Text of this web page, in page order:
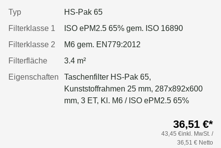
Typ
HS-Pak 65
Filterklasse 1
ISO ePM2.5 65% gem. ISO 16890
Filterklasse 2
M6 gem. EN779:2012
Filterfläche
3.4 m²
Eigenschaften
Taschenfilter HS-Pak 65,
Kunststoffrahmen 25 mm, 287x892x600
mm, 3 ET, Kl. M6 / ISO ePM2.5 65%
36,51 €*
43,45 €inkl. MwSt. /
36,51 € Netto